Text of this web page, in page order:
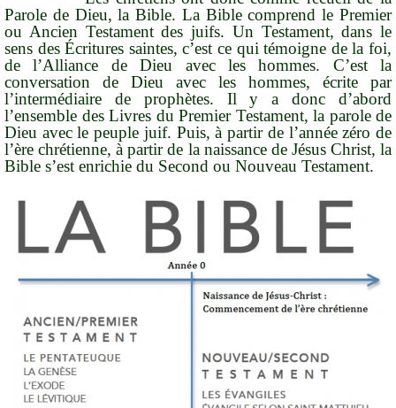
Parole de Dieu, la Bible. La Bible comprend le Premier
ou Ancien Testament des juifs. Un Testament, dans le
sens des Écritures saintes, c’est ce quitémoigne de la foi,
del’Alliance de Dieu avec les hommes. C’est la
conversation de Dieu avec les hommes, écrite par
l’intermédiaire de prophètes. Il y a donc d’abord
l’ensemble des Livres du Premier Testament, la parole de
Dieu avec le peuple juif. Puis, à partir de l’année zéro de
l’ère chrétienne, à partir de la naissance de Jésus Christ, la
Bible s’est enrichie du Second ou Nouveau Testament.